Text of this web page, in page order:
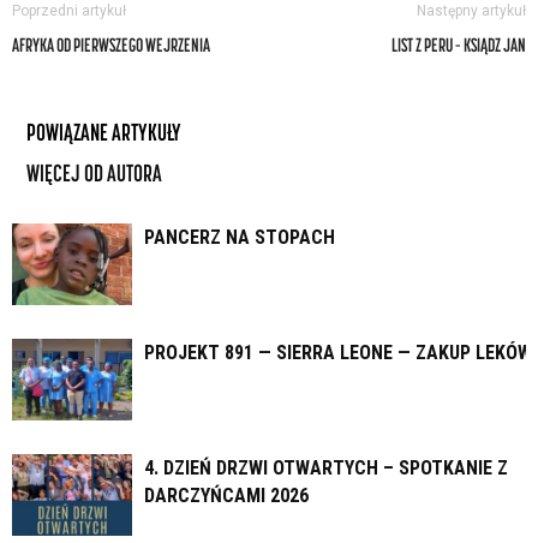
Poprzedni artykuł
AFRYKA OD PIERWSZEGO WEJRZENIA
Następny artykuł
LIST Z PERU – KSIĄDZ JAN
POWIĄZANE ARTYKUŁY
WIĘCEJ OD AUTORA
PANCERZ NA STOPACH
PROJEKT 891 — SIERRA LEONE — ZAKUP LEKÓW
4. DZIEŃ DRZWI OTWARTYCH – SPOTKANIE Z
DARCZYŃCAMI 2026